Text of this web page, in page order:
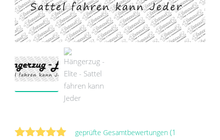
geprüfte Gesamtbewertungen (1